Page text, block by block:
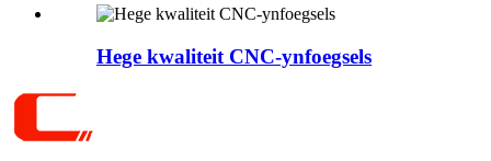
Hege kwaliteit CNC-ynfoegsels